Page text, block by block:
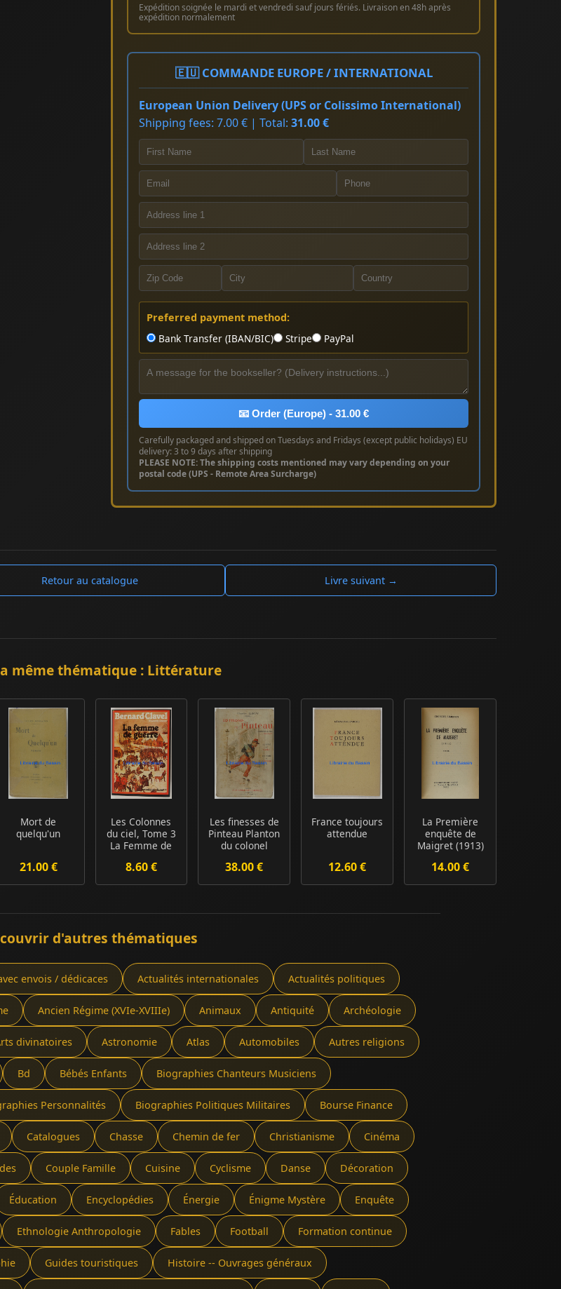
Expédition soignée le mardi et vendredi sauf jours fériés. Livraison en 48h après
expédition normalement
🇪🇺 COMMANDE EUROPE / INTERNATIONAL
European Union Delivery (UPS or Colissimo International)
Shipping fees: 7.00 € | Total: 31.00 €
Preferred payment method:
Bank Transfer (IBAN/BIC)
Stripe PayPal
📧 Order (Europe) - 31.00 €
Carefully packaged and shipped on Tuesdays and Fridays (except public holidays) EU
delivery: 3 to 9 days after shipping
PLEASE NOTE: The shipping costs mentioned may vary depending on your
postal code (UPS - Remote Area Surcharge)
Retour au catalogue Livre suivant →
même thématique : Littérature
Mort de
quelqu'un
21.00 €
Les Colonnes
du ciel, Tome 3
La Femme de
8.60 €
Les finesses de
Pinteau Planton
du colonel
38.00 €
France toujours
attendue
12.60 €
La Première
enquête de
Maigret (1913)
14.00 €
d'autres thématiques
envois / dédicaces Actualités internationales Actualités politiques
Ancien Régime (XVIe-XVIIIe) Animaux Antiquité Archéologie
divinatoires Astronomie Atlas Automobiles Autres religions
Bd Bébés Enfants Biographies Chanteurs Musiciens
Personnalités Biographies Politiques Militaires Bourse Finance
Catalogues Chasse Chemin de fer Christianisme Cinéma
Couple Famille Cuisine Cyclisme Danse Décoration
Éducation Encyclopédies Énergie Énigme Mystère Enquête
Ethnologie Anthropologie Fables Football Formation continue
Guides touristiques Histoire -- Ouvrages généraux